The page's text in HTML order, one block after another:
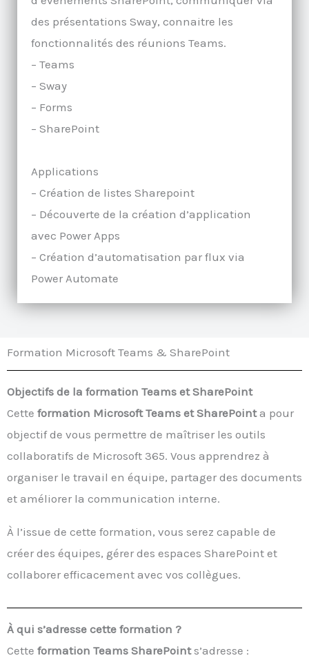
des présentations Sway, connaitre les
fonctionnalités des réunions Teams.
– Teams
– Sway
– Forms
– SharePoint
Applications
– Création de listes Sharepoint
– Découverte de la création d’application
avec Power Apps
– Création d’automatisation par flux via
Power Automate
Formation Microsoft Teams & SharePoint
Objectifs de la formation Teams et SharePoint
Cette formation Microsoft Teams et SharePointa pour
objectif de vous permettre de maîtriser les outils
collaboratifs de Microsoft 365. Vous apprendrez à
organiser le travail en équipe, partager des documents
et améliorer la communication interne.
À l’issue de cette formation, vous serez capable de
créer des équipes, gérer des espaces SharePoint et
collaborer efficacement avec vos collègues.
À qui s’adresse cette formation ?
Cette formation Teams SharePoints’adresse :